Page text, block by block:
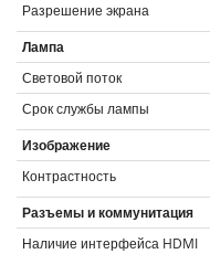
Разрешение экрана
Лампа
Световой поток
Срок службы лампы
Изображение
Контрастность
Разъемы и коммунитация
Наличие интерфейса HDMI